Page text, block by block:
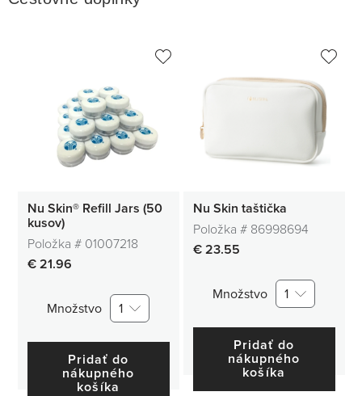
Nu Skin® Refill Jars (50
kusov)
Položka # 01007218
€ 21.96
Množstvo 1
Pridať do
nákupného
košíka
Nu Skin taštička
Položka # 86998694
€ 23.55
Množstvo 1
Pridať do
nákupného
košíka